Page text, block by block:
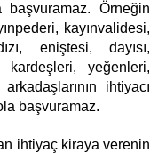
başvuramaz. Örneğin
kayınvalidesi,
eniştesi, dayısı,
kardeşleri, yeğenleri,
ihtiyacı
başvuramaz.